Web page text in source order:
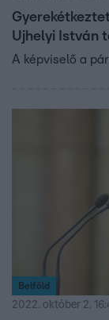
Ujhelyi István
A képviselő a
Belföld
2022. október 2.